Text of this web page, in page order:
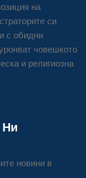
на
си
с обидни
човешкото
и религиозна
Ни
новини в